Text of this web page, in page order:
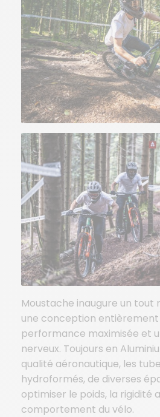
Moustache inaugure un tout
une conception entièrement
performance maximisée et
nerveux. Toujours en
qualité aéronautique, les
hydroformés, de diverses
optimiser le poids, la rigidité
comportement du vélo.